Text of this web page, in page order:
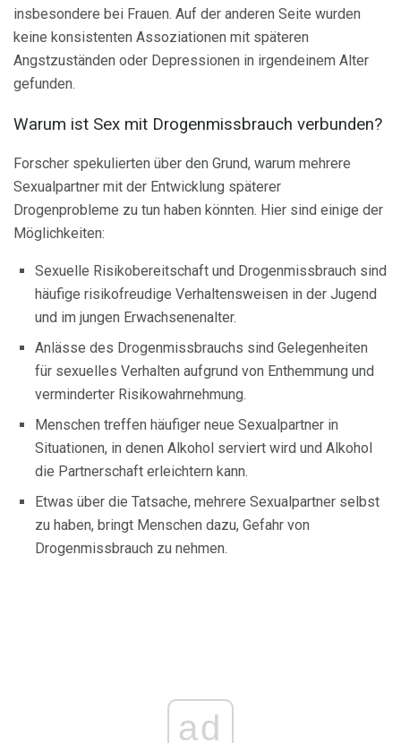
insbesondere bei Frauen. Auf der anderen Seite wurden
keine konsistenten Assoziationen mit späteren
Angstzuständen oder Depressionen in irgendeinem Alter
gefunden.
Warum ist Sex mit Drogenmissbrauch verbunden?
Forscher spekulierten über den Grund, warum mehrere
Sexualpartner mit der Entwicklung späterer
Drogenprobleme zu tun haben könnten. Hier sind einige der
Möglichkeiten:
Sexuelle Risikobereitschaft und Drogenmissbrauch sind
häufige risikofreudige Verhaltensweisen in der Jugend
und im jungen Erwachsenenalter.
Anlässe des Drogenmissbrauchs sind Gelegenheiten
für sexuelles Verhalten aufgrund von Enthemmung und
verminderter Risikowahrnehmung.
Menschen treffen häufiger neue Sexualpartner in
Situationen, in denen Alkohol serviert wird und Alkohol
die Partnerschaft erleichtern kann.
Etwas über die Tatsache, mehrere Sexualpartner selbst
zu haben, bringt Menschen dazu, Gefahr von
Drogenmissbrauch zu nehmen.
ad